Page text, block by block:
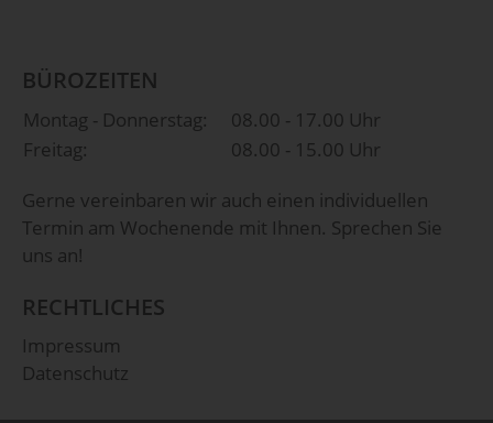
BÜROZEITEN
Montag - Donnerstag:
08.00 - 17.00 Uhr
Freitag:
08.00 - 15.00 Uhr
Gerne vereinbaren wir auch einen individuellen
Termin am Wochenende mit Ihnen. Sprechen Sie
uns an!
RECHTLICHES
Impressum
Datenschutz